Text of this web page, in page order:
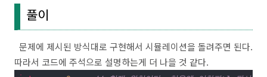
풀이
문제에 제시된 방식대로 구현해서 시뮬레이션을 돌려주면 된다.
따라서 코드에 주석으로 설명하는게 더 나을 것 같다.